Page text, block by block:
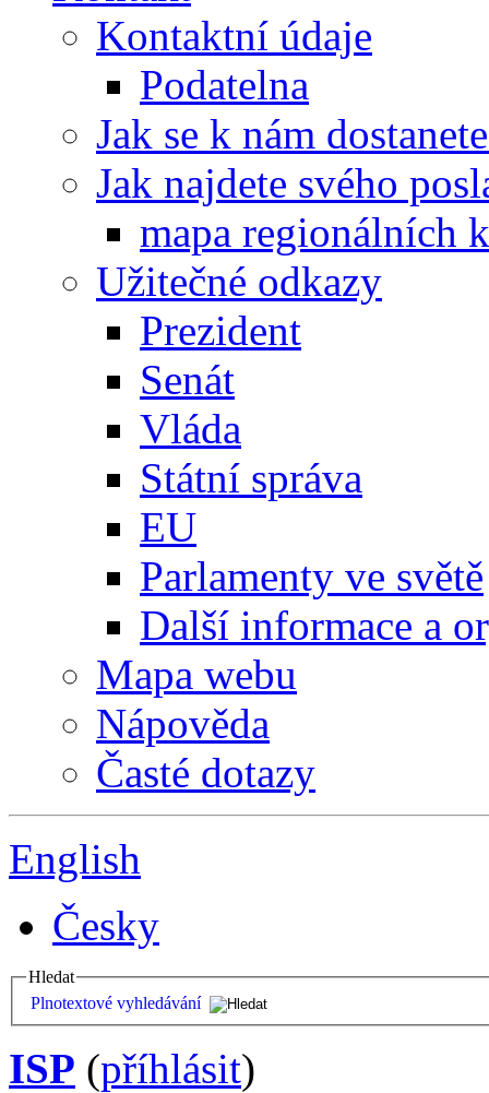
Kontaktní údaje
Podatelna
Jak se k nám
Jak najdete svého
mapa regionálních
Užitečné odkazy
Prezident
Senát
Vláda
Státní správa
EU
Parlamenty ve světě
Další informace a
Mapa webu
Nápověda
Časté dotazy
English
Česky
Hledat
Plnotextové vyhledávání
ISP (příhlásit)